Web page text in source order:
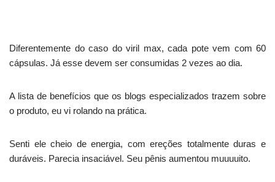
Diferentemente do caso do viril max, cada pote vem com 60
cápsulas. Já esse devem ser consumidas 2 vezes ao dia.
A lista de benefícios que os blogs especializados trazem sobre
o produto, eu vi rolando na prática.
Senti ele cheio de energia, com ereções totalmente duras e
duráveis. Parecia insaciável. Seu pênis aumentou muuuuito.